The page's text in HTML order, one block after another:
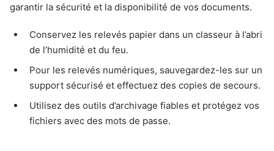
garantir la sécurité et la disponibilité de vos documents.
Conservez les relevés papier dans un classeur à l’abri
de l’humidité et du feu.
Pour les relevés numériques, sauvegardez-les sur un
support sécurisé et effectuez des copies de secours.
Utilisez des outils d’archivage fiables et protégez vos
fichiers avec des mots de passe.